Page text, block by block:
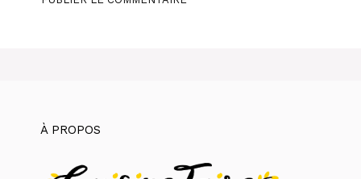
À PROPOS